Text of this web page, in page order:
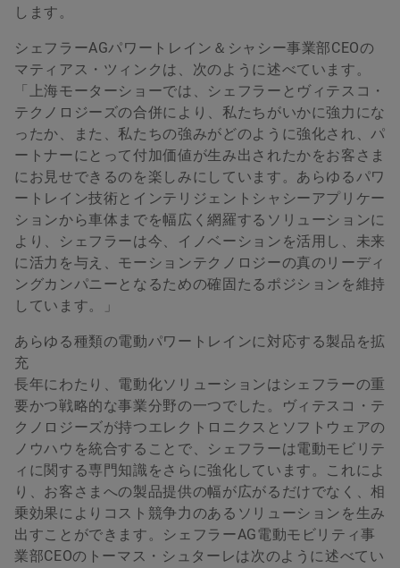
します。
シェフラーAGパワートレイン＆シャシー事業部CEOの
マティアス・ツィンクは、次のように述べています。
「上海モーターショーでは、シェフラーとヴィテスコ・
テクノロジーズの合併により、私たちがいかに強力にな
ったか、また、私たちの強みがどのように強化され、パ
ートナーにとって付加価値が生み出されたかをお客さま
にお見せできるのを楽しみにしています。あらゆるパワ
ートレイン技術とインテリジェントシャシーアプリケー
ションから車体までを幅広く網羅するソリューションに
より、シェフラーは今、イノベーションを活用し、未来
に活力を与え、モーションテクノロジーの真のリーディ
ングカンパニーとなるための確固たるポジションを維持
しています。」
あらゆる種類の電動パワートレインに対応する製品を拡
充
長年にわたり、電動化ソリューションはシェフラーの重
要かつ戦略的な事業分野の一つでした。ヴィテスコ・テ
クノロジーズが持つエレクトロニクスとソフトウェアの
ノウハウを統合することで、シェフラーは電動モビリテ
ィに関する専門知識をさらに強化しています。これによ
り、お客さまへの製品提供の幅が広がるだけでなく、相
乗効果によりコスト競争力のあるソリューションを生み
出すことができます。シェフラーAG電動モビリティ事
業部CEOのトーマス・シュターレは次のように述べてい